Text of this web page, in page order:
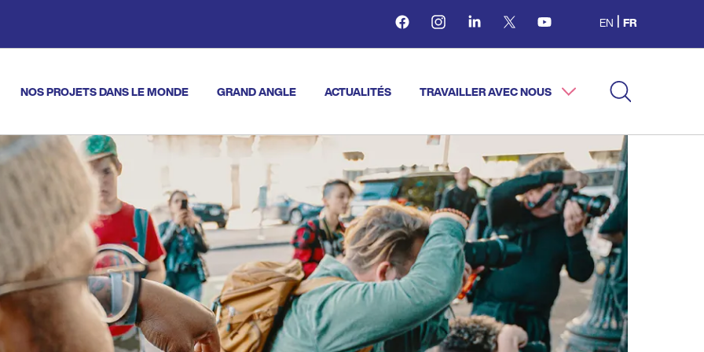
FacebookInstagramLinkedinTwitterYoutube EN FR
NOS PROJETS DANS LE MONDE GRAND ANGLE ACTUALITÉS TRAVAILLER AVEC NOUS